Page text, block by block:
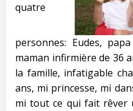
quatre
personnes: Eudes,
maman infirmière de 36
la famille, infatigable
ans, mi princesse, mi
mi tout ce qui fait rêver